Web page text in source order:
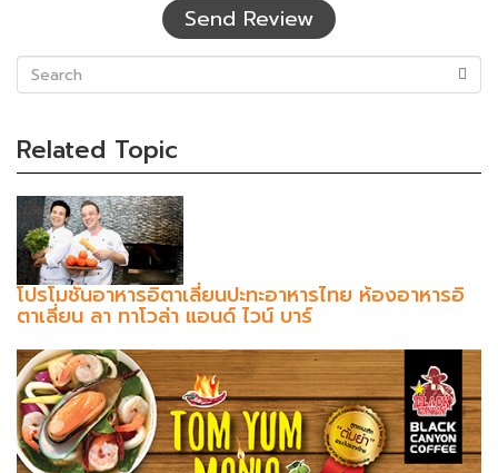
Send Review
Related Topic
โปรโมชั่นอาหารอิตาเลี่ยนปะทะอาหารไทย ห้องอาหารอิ
ตาเลี่ยน ลา ทาโวล่า แอนด์ ไวน์ บาร์